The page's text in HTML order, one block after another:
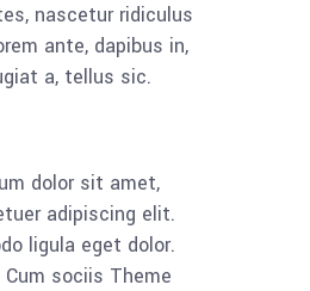
nascetur ridiculus
ante, dapibus in,
a, tellus sic.
dolor sit amet,
adipiscing elit.
ligula eget dolor.
sociis Theme